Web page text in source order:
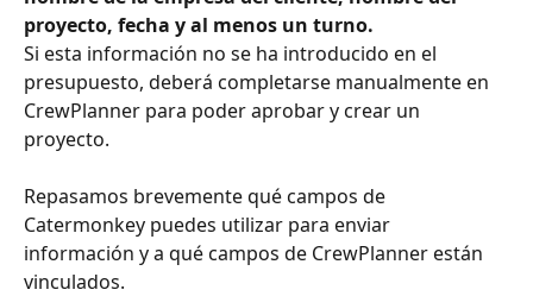
proyecto, fecha y al menos un turno.
Si esta información no se ha introducido en el
presupuesto, deberá completarse manualmente en
CrewPlanner para poder aprobar y crear un
proyecto.
Repasamos brevemente qué campos de
Catermonkey puedes utilizar para enviar
información y a qué campos de CrewPlanner están
vinculados.